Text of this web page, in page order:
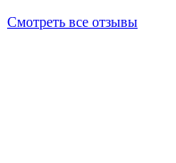
Смотреть все отзывы